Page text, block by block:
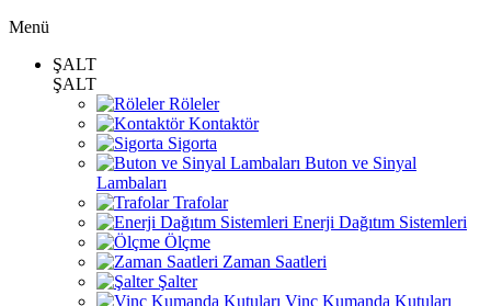
Menü
ŞALT
ŞALT
Röleler
Kontaktör
Sigorta
Buton ve Sinyal
Lambaları
Trafolar
Enerji Dağıtım Sistemleri
Ölçme
Zaman Saatleri
Şalter
Vinç Kumanda Kutuları